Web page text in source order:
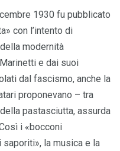
1930 fu pubblicato
con l’intento di
modernità
e dai suoi
dal fascismo, anche la
proponevano – tra
pastasciutta, assurda
i «bocconi
la musica e la